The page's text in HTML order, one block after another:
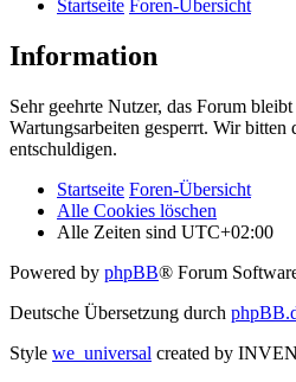
Startseite Foren-Übersicht
Information
Sehr geehrte Nutzer, das Forum
Wartungsarbeiten gesperrt. Wir
entschuldigen.
Startseite Foren-Übersicht
Alle Cookies löschen
Alle Zeiten sind UTC+02:00
Powered by phpBB® Forum
Deutsche Übersetzung durch
Style we_universal created by